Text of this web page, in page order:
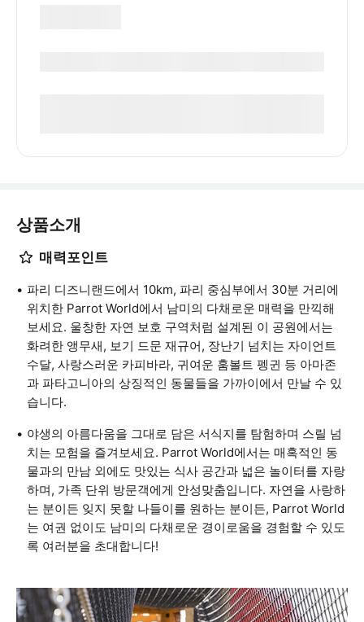
상품소개
매력포인트
파리 디즈니랜드에서 10km, 파리 중심부에서 30분 거리에
위치한 Parrot World에서 남미의 다채로운 매력을 만끽해
보세요. 울창한 자연 보호 구역처럼 설계된 이 공원에서는
화려한 앵무새, 보기 드문 재규어, 장난기 넘치는 자이언트
수달, 사랑스러운 카피바라, 귀여운 훔볼트 펭귄 등 아마존
과 파타고니아의 상징적인 동물들을 가까이에서 만날 수 있
습니다.
야생의 아름다움을 그대로 담은 서식지를 탐험하며 스릴 넘
치는 모험을 즐겨보세요. Parrot World에서는 매혹적인 동
물과의 만남 외에도 맛있는 식사 공간과 넓은 놀이터를 자랑
하며, 가족 단위 방문객에게 안성맞춤입니다. 자연을 사랑하
는 분이든 잊지 못할 나들이를 원하는 분이든, Parrot World
는 여권 없이도 남미의 다채로운 경이로움을 경험할 수 있도
록 여러분을 초대합니다!